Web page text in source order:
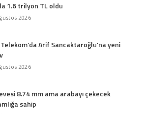
1.6 trilyon TL oldu
2026
Arif Sancaktaroğlu’na yeni
2026
8.74 mm ama arabayı çekecek
sahip